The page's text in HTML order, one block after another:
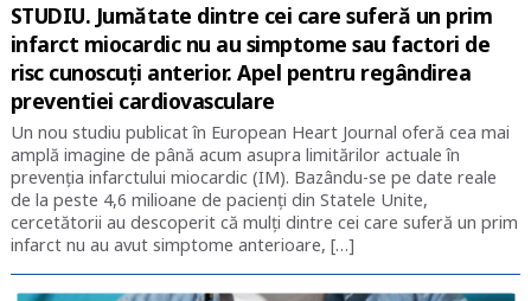
STUDIU. Jumătate dintre cei care suferă un prim
infarct miocardic nu au simptome sau factori de
risc cunoscuți anterior. Apel pentru regândirea
preventiei cardiovasculare
Un nou studiu publicat în European Heart Journal oferă cea mai
amplă imagine de până acum asupra limitărilor actuale în
prevenția infarctului miocardic (IM). Bazându-se pe date reale
de la peste 4,6 milioane de pacienți din Statele Unite,
cercetătorii au descoperit că mulți dintre cei care suferă un prim
infarct nu au avut simptome anterioare, […]